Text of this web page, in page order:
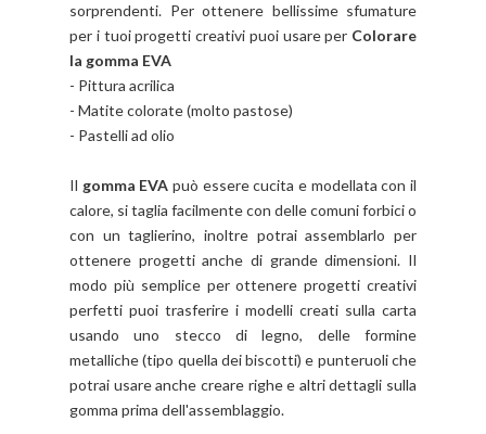
sorprendenti. Per ottenere bellissime sfumature
per i tuoi progetti creativi puoi usare per Colorare
la gomma EVA
- Pittura acrilica
- Matite colorate (molto pastose)
- Pastelli ad olio
Il gomma EVA può essere cucita e modellata con il
calore, si taglia facilmente con delle comuni forbici o
con un taglierino, inoltre potrai assemblarlo per
ottenere progetti anche di grande dimensioni. Il
modo più semplice per ottenere progetti creativi
perfetti puoi trasferire i modelli creati sulla carta
usando uno stecco di legno, delle formine
metalliche (tipo quella dei biscotti) e punteruoli che
potrai usare anche creare righe e altri dettagli sulla
gomma prima dell'assemblaggio.